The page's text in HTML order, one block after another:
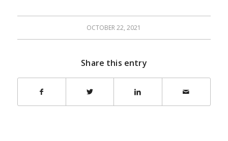
OCTOBER 22, 2021
Share this entry